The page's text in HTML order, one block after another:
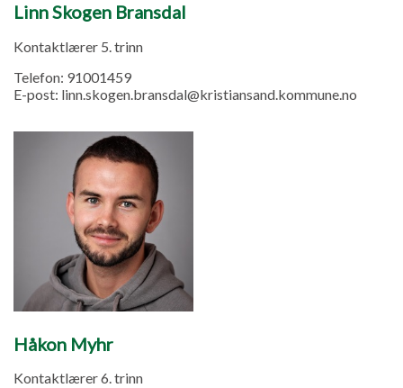
Linn Skogen Bransdal
Kontaktlærer 5. trinn
Telefon: 91001459
E-post: linn.skogen.bransdal@kristiansand.kommune.no
Håkon Myhr
Kontaktlærer 6. trinn